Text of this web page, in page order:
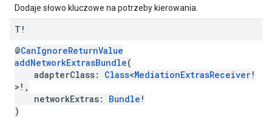
Dodaje słowo kluczowe na potrzeby kierowania.
T!
@CanIgnoreReturnValue
addNetworkExtrasBundle(
adapterClass: Class<MediationExtrasReceiver!
>!,
networkExtras: Bundle !
)